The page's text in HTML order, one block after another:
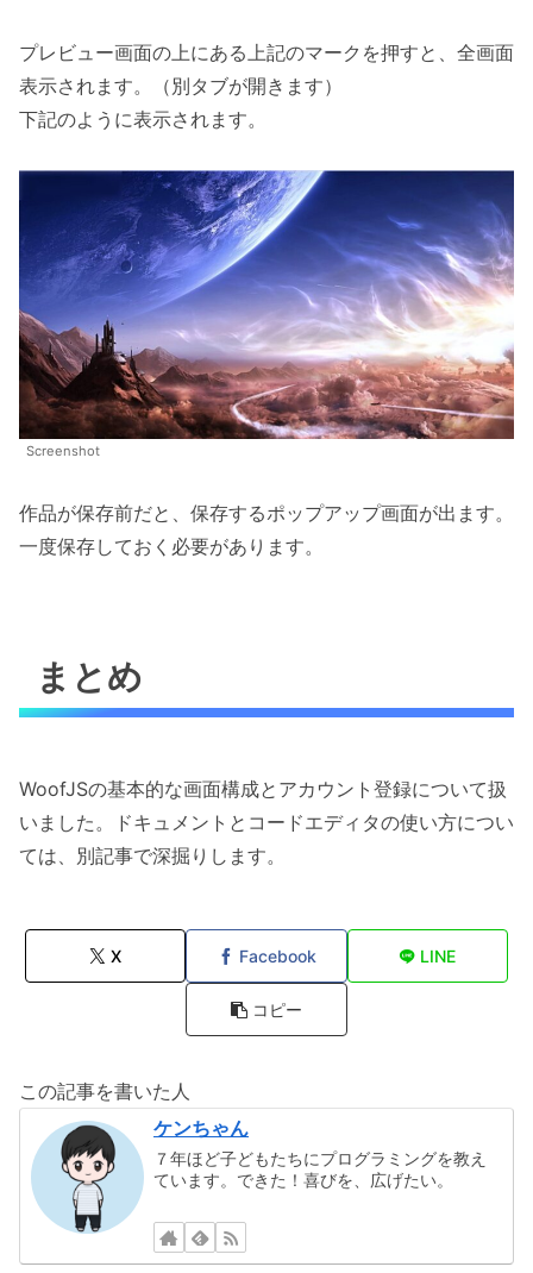
プレビュー画面の上にある上記のマークを押すと、全画面
表示されます。（別タブが開きます）
下記のように表示されます。
Screenshot
作品が保存前だと、保存するポップアップ画面が出ます。
一度保存しておく必要があります。
まとめ
WoofJSの基本的な画面構成とアカウント登録について扱
いました。ドキュメントとコードエディタの使い方につい
ては、別記事で深掘りします。
X Facebook LINE
コピー
この記事を書いた人
ケンちゃん
７年ほど子どもたちにプログラミングを教え
ています。できた！喜びを、広げたい。